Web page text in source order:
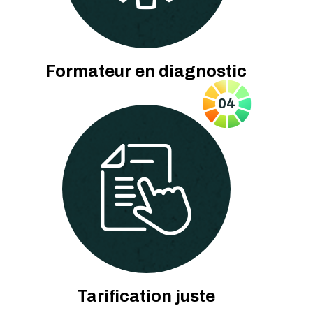
Formateur en diagnostic
04
Tarification juste